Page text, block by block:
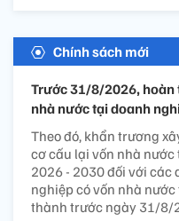
Chính sách mới
Trước 31/8/2026, hoàn
nhà nước tại doanh
Theo đó, khẩn trương
cơ cấu lại vốn nhà
2026 - 2030 đối với các
nghiệp có vốn nhà
thành trước ngày 31/8/